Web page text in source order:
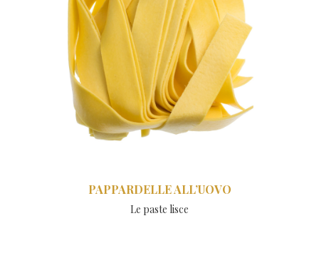
PAPPARDELLE ALL’UOVO
Le paste lisce